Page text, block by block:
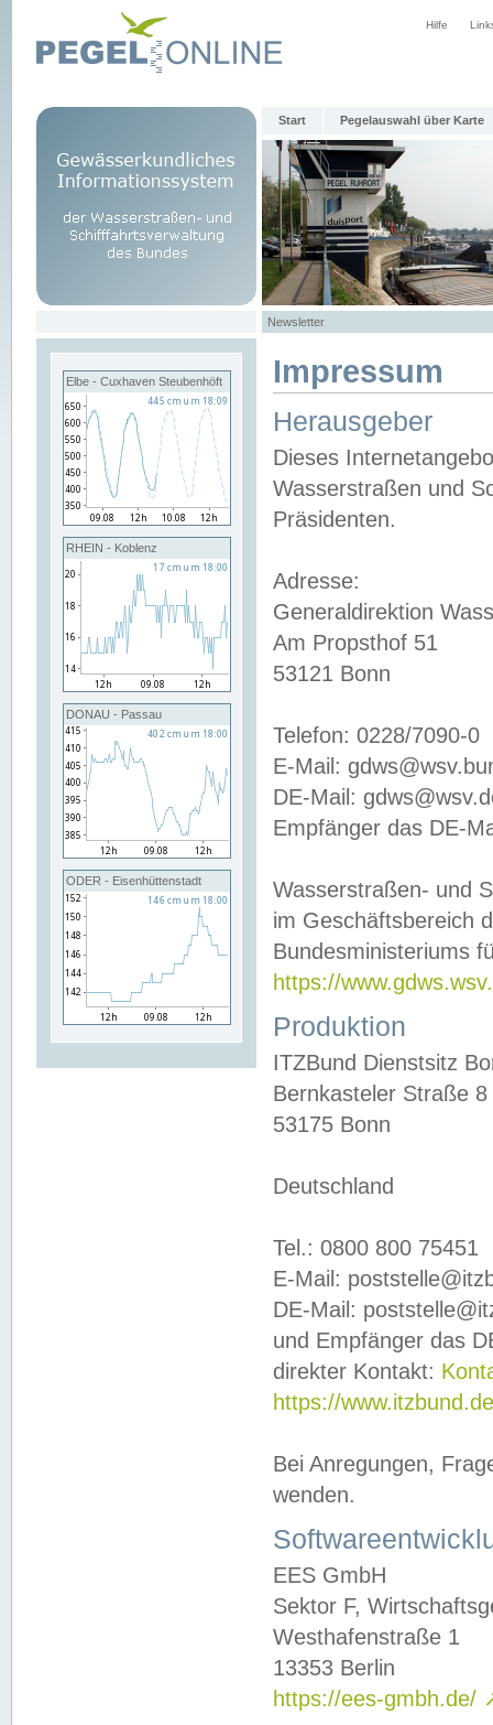
Hilfe
Start Pegelauswahl über Karte
Newsletter
Elbe - Cuxhaven Steubenhöft
RHEIN - Koblenz
DONAU - Passau
ODER - Eisenhüttenstadt
Impressum
Herausgeber
Dieses
Wasserstraßen und
Präsidenten.
Adresse:
Generaldirektion
Am Propsthof 51
53121 Bonn
Telefon: 0228/7090-0
E-Mail:
DE-Mail:
Empfänger das DE-
Wasserstraßen- und
im Geschäftsbereich
Bundesministeriums
https://
Produktion
ITZBund Dienstsitz
Bernkasteler Straße 8
53175 Bonn
Deutschland
Tel.: 0800 800 75451
E-Mail:
DE-Mail:
und Empfänger das
direkter Kontakt:
https://
Bei Anregungen,
wenden.
EES GmbH
Sektor F,
Westhafenstraße 1
13353 Berlin
https://ees-gmbh.de/